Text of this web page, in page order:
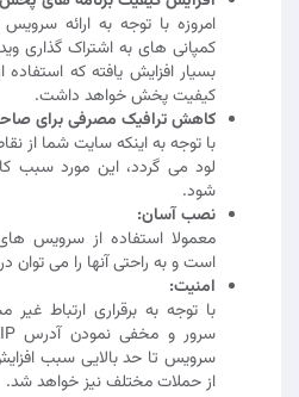
امروزه با توجه به ارائه
کمپانی های به اشتراک گذاری
کیفیت پخش خواهد داشت.
کاهش ترافیک مصرفی برای
با توجه به اینکه سایت شما از
لود می گردد، این مورد
شود.
نصب آسان:
است و به راحتی آنها را می
امنیت:
با توجه به برقراری ارتباط
سرویس تا حد بالایی سبب
از حملات مختلف نیز خواهد شد.